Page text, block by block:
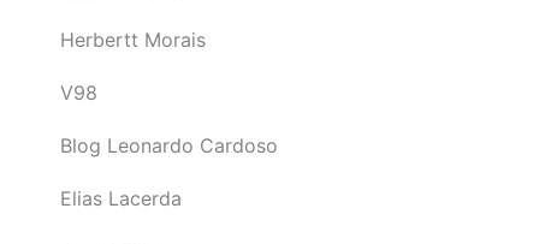
Herbertt Morais
V98
Blog Leonardo Cardoso
Elias Lacerda